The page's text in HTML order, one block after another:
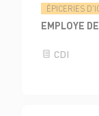
ÉPICERIES
EMPLOYE
CDI